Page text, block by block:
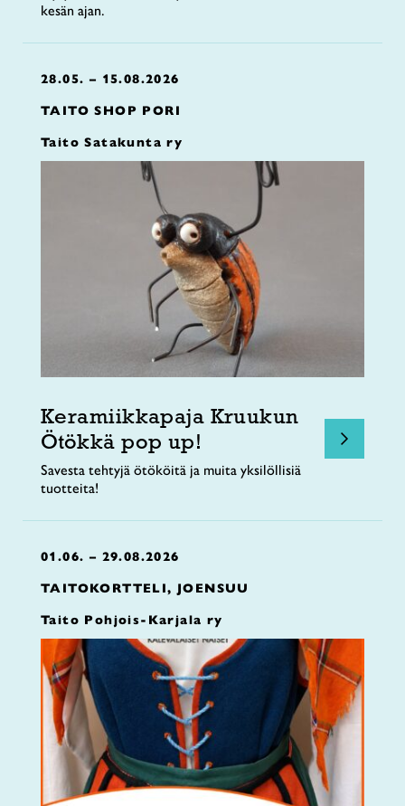
kesän ajan.
28.05. – 15.08.2026
TAITO SHOP PORI
Taito Satakunta ry
Keramiikkapaja Kruukun
Ötökkä pop up!
Savesta tehtyjä ötököitä ja muita yksilöllisiä
tuotteita!
01.06. – 29.08.2026
TAITOKORTTELI, JOENSUU
Taito Pohjois-Karjala ry